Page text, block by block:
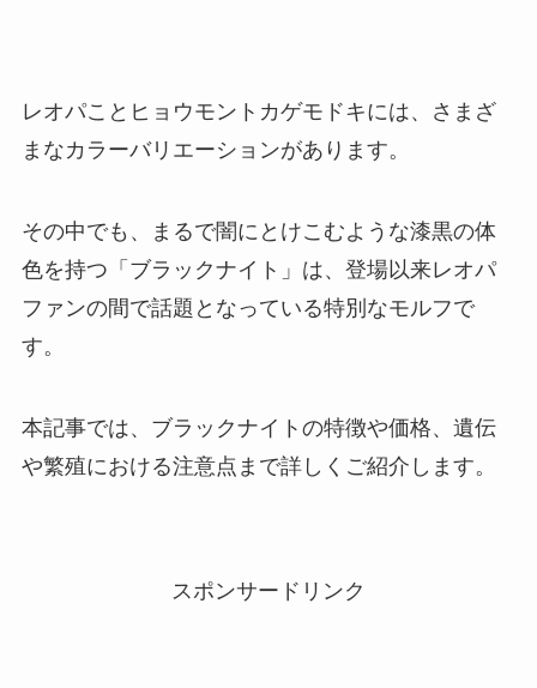
レオパことヒョウモントカゲモドキには、さまざ
まなカラーバリエーションがあります。
その中でも、まるで闇にとけこむような漆黒の体
色を持つ「ブラックナイト」は、登場以来レオパ
ファンの間で話題となっている特別なモルフで
す。
本記事では、ブラックナイトの特徴や価格、遺伝
や繁殖における注意点まで詳しくご紹介します。
スポンサードリンク